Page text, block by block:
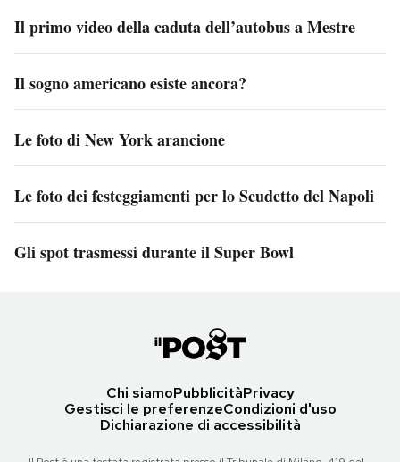
Il primo video della caduta dell’autobus a Mestre
Il sogno americano esiste ancora?
Le foto di New York arancione
Le foto dei festeggiamenti per lo Scudetto del Napoli
Gli spot trasmessi durante il Super Bowl
Chi siamoPubblicitàPrivacy
Gestisci le preferenzeCondizioni d'uso
Dichiarazione di accessibilità